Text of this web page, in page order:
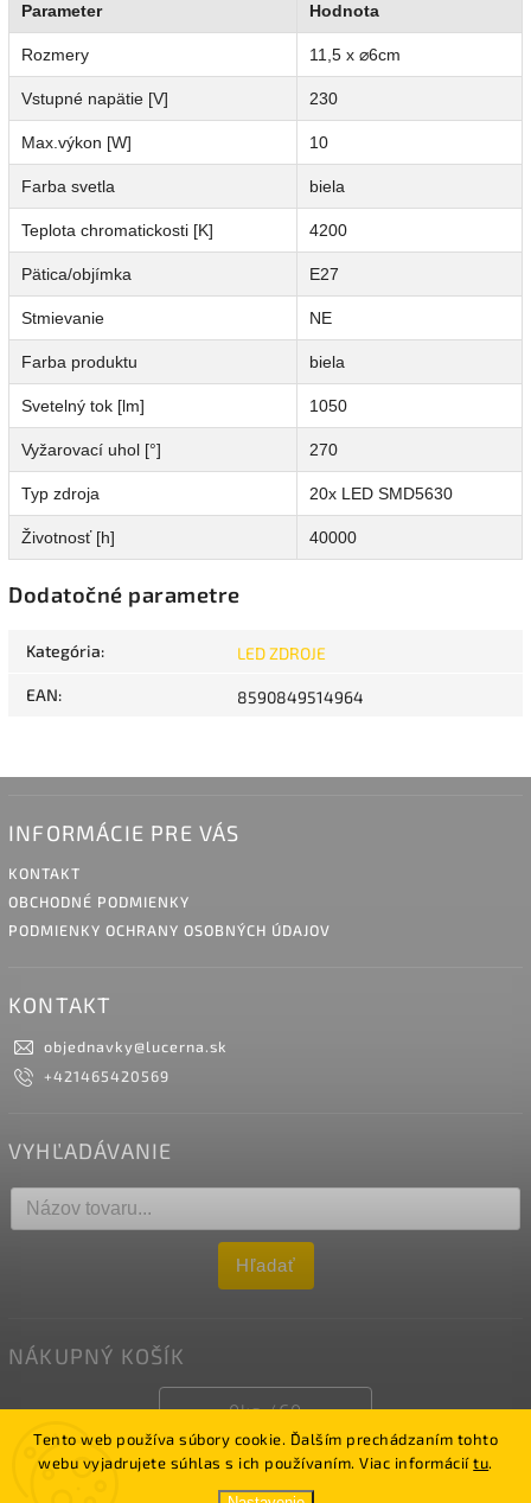
Tento web používa súbory cookie. Ďalším prechádzaním tohto
webu vyjadrujete súhlas s ich používaním. Viac informáciítu.
Parameter Hodnota
Rozmery 11,5 x ⌀6cm
Vstupné napätie [V] 230
Max.výkon [W] 10
Farba svetla biela
Teplota chromatickosti [K] 4200
Pätica/objímka E27
Stmievanie NE
Farba produktu biela
Svetelný tok [lm] 1050
Vyžarovací uhol [°] 270
Typ zdroja 20x LED SMD5630
Životnosť [h] 40000
Dodatočné parametre
Kategória: LED ZDROJE
EAN: 8590849514964
INFORMÁCIE PRE VÁS
KONTAKT
OBCHODNÉ PODMIENKY
PODMIENKY OCHRANY OSOBNÝCH ÚDAJOV
KONTAKT
objednavky@lucerna.sk
+421465420569
VYHĽADÁVANIE
Hľadať
NÁKUPNÝ KOŠÍK
0ks /€0
LUCERNA. Všetky práva vyhradené.